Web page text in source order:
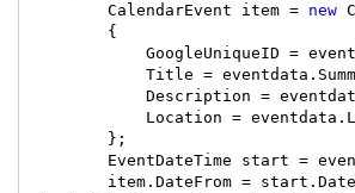
        CalendarEvent item =
new